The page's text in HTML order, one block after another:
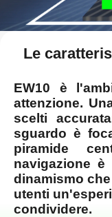
Le
EW10 è
attenzione.
scelti
sguardo è
piramide
navigazione
dinamismo
utenti
condividere.